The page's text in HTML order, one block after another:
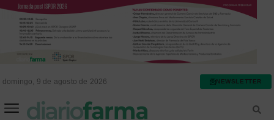
domingo, 9 de agosto de 2026 NEWSLETTER